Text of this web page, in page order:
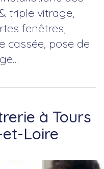
triple vitrage,
fenêtres,
cassée, pose de
à Tours
Loire